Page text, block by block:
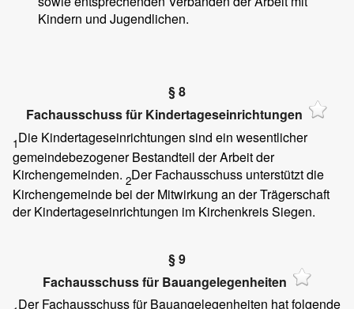
Kindern und Jugendlichen.
§ 8
Fachausschuss für Kindertageseinrichtungen
1Die Kindertageseinrichtungen sind ein wesentlicher
gemeindebezogener Bestandteil der Arbeit der
Kirchengemeinden. 2Der Fachausschuss unterstützt die
Kirchengemeinde bei der Mitwirkung an der Trägerschaft
der Kindertageseinrichtungen im Kirchenkreis Siegen.
§ 9
Fachausschuss für Bauangelegenheiten
Der Fachausschuss für Bauangelegenheiten hat folgende